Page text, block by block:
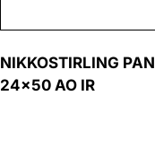
NIKKOSTIRLING
24×50 AO IR